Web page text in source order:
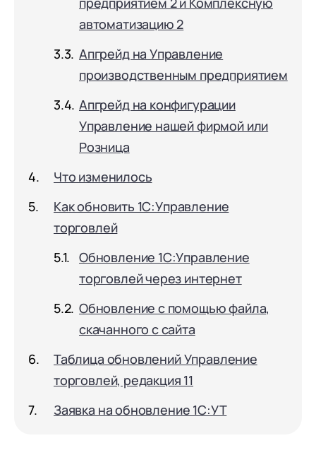
автоматизацию 2
Апгрейд на Управление
производственным предприятием
Апгрейд на конфигурации
Управление нашей фирмой или
Розница
Что изменилось
Как обновить 1С:Управление
торговлей
Обновление 1С:Управление
торговлей через интернет
Обновление с помощью файла,
скачанного с сайта
Таблица обновлений Управление
торговлей, редакция 11
Заявка на обновление 1С:УТ
Переход с Terrasoft CRM на 1С:CRM или
документооборот (КЭДО)
1С:Кабинет сотрудника
Внутренний документооборот (СЭД)
1С:Документооборот 8
Управление финансами (FRP)
1С:Управление холдингом
Легкая логистика
Бизнес-аналитика (BI)
1С:Аналитика
Управление взаимоотношениями с
клиентами (CRM)
Лицензии 1С
Сервисы 1С
Прочие отрасли
Контакты
Релокация
Грейды
Истории успеха
Отзывы сотрудников